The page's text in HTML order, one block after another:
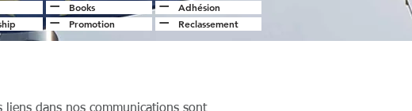
Books
Promotion
Adhésion
Reclassement